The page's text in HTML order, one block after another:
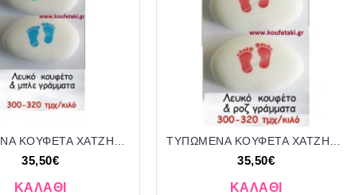
35,50€
ΚΑΛΆΘΙ
35,50€
ΚΑΛΆΘΙ